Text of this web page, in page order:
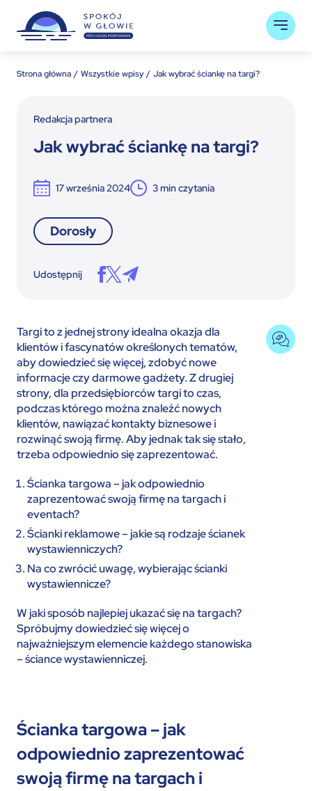
Strona główna Wszystkie wpisy Jak wybrać ściankę na targi?
Redakcja partnera
Jak wybrać ściankę na targi?
17 września 2024 3min czytania
Dorosły
Udostępnij
Targi to z jednej strony idealna okazja dla
klientów i fascynatów określonych tematów,
aby dowiedzieć się więcej, zdobyć nowe
informacje czy darmowe gadżety. Z drugiej
strony, dla przedsiębiorców targi to czas,
podczas którego można znaleźć nowych
klientów, nawiązać kontakty biznesowe i
rozwinąć swoją firmę. Aby jednak tak się stało,
trzeba odpowiednio się zaprezentować.
Ścianka targowa – jak odpowiednio
zaprezentować swoją firmę na targach i
eventach?
Ścianki reklamowe – jakie są rodzaje ścianek
wystawienniczych?
Na co zwrócić uwagę, wybierając ścianki
wystawiennicze?
W jaki sposób najlepiej ukazać się na targach?
Spróbujmy dowiedzieć się więcej o
najważniejszym elemencie każdego stanowiska
– ściance wystawienniczej.
Ścianka targowa – jak
odpowiednio zaprezentować
swoją firmę na targach i